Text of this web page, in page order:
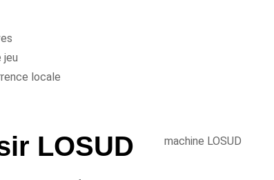
jeu
locale
LOSUD